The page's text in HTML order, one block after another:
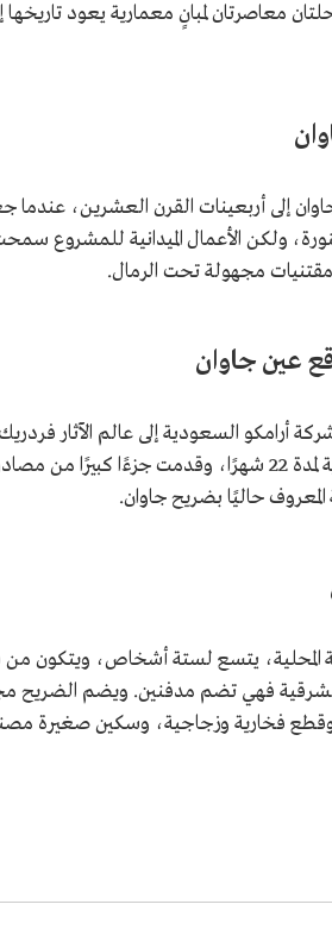
معاصرتان لمبانٍ معمارية يعود
جاوان إلى أربعينات القرن العشرين،
ولكن الأعمال الميدانية للمشروع سمحت
مجهولة تحت الرمال.
عين جاوان
أرامكو السعودية إلى عالم الآثار
الموقع، واستمرت الحفريات الأثرية لمدة 22 شهرًا،
حاليًا بضريح جاوان.
المحلية، يتسع لستة أشخاص، ويتكون
فهي تضم مدفنين. ويضم الضريح
فخارية وزجاجية، وسكين صغيرة